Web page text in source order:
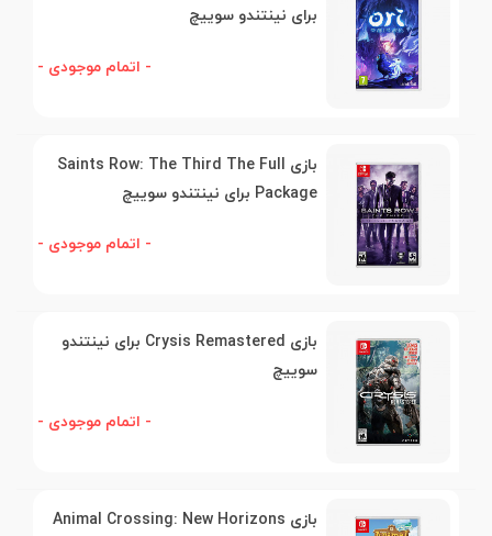
برای نینتندو سوییچ
- اتمام موجودی -
بازی Saints Row: The Third The Full
Package برای نینتندو سوییچ
- اتمام موجودی -
بازی Crysis Remastered برای نینتندو
سوییچ
- اتمام موجودی -
بازی Animal Crossing: New Horizons